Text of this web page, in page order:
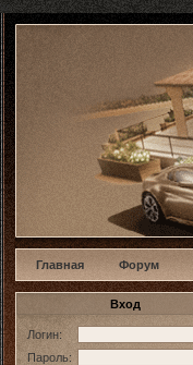
w
Главная Форум
Вход
Логин:
Пароль: